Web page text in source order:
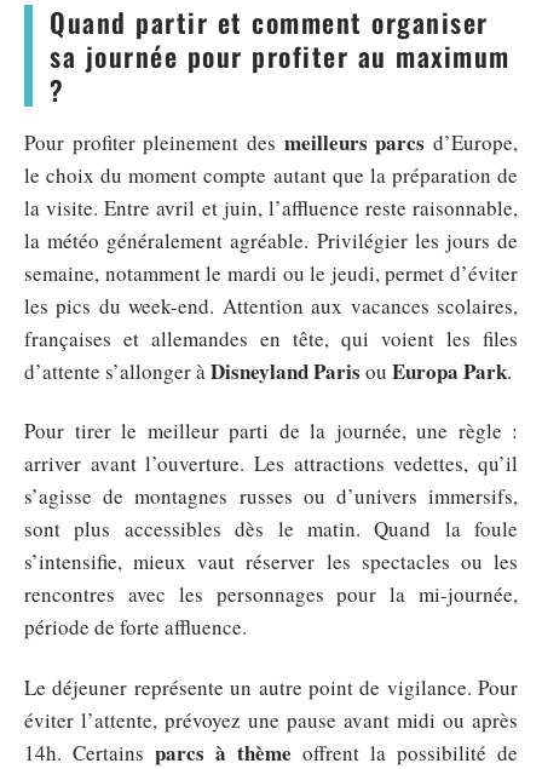
Quand partir et comment organiser
sa journée pour profiter au maximum
?
Pour profiter pleinement des meilleurs parcs d’Europe,
le choix du moment compte autant que la préparation de
la visite. Entre avril et juin, l’affluence reste raisonnable,
la météo généralement agréable. Privilégier les jours de
semaine, notamment le mardi ou le jeudi, permet d’éviter
les pics du week-end. Attention aux vacances scolaires,
françaises et allemandes en tête, qui voient les files
d’attente s’allonger à Disneyland Paris ou Europa Park.
Pour tirer le meilleur parti de la journée, une règle :
arriver avant l’ouverture. Les attractions vedettes, qu’il
s’agisse de montagnes russes ou d’univers immersifs,
sont plus accessibles dès le matin. Quand la foule
s’intensifie, mieux vaut réserver les spectacles ou les
rencontres avec les personnages pour la mi-journée,
période de forte affluence.
Le déjeuner représente un autre point de vigilance. Pour
éviter l’attente, prévoyez une pause avant midi ou après
14h. Certains parcs à thème offrent la possibilité de